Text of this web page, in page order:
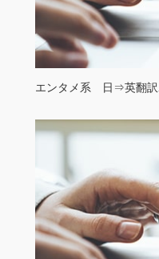
エンタメ系 日⇒英翻訳